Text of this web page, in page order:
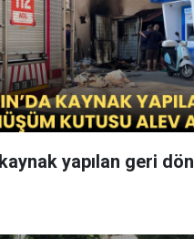
kaynak yapılan geri